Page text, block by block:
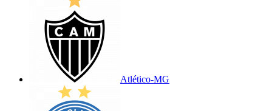
Atlético-MG